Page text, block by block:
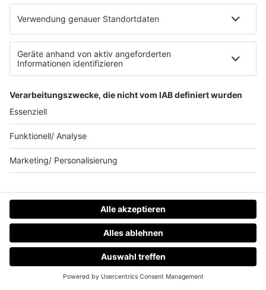
HOME RADIOS MENÜ
News
Was macht eigentlich?
Listing
Mitmachen
90s90s Countdown
Empfang
90s90s App
Service
FAQs